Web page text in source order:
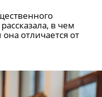
в чем
отличается от